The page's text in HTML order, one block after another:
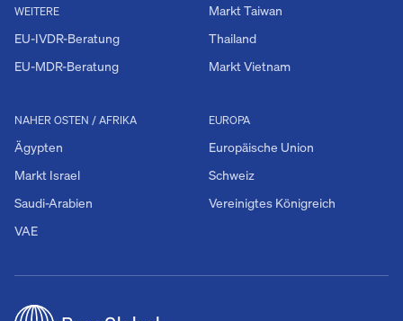
WEITERE
EU-IVDR-Beratung
EU-MDR-Beratung
EUROPA
Europäische Union
Schweiz
Vereinigtes Königreich
NAHER OSTEN / AFRIKA
Ägypten
Markt Israel
Saudi-Arabien
VAE
Markt Taiwan
Thailand
Markt Vietnam